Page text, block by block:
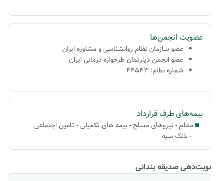
عضویت انجمن‌ها
عضو سازمان نظام روانشناسی و مشاوره ایران
عضو انجمن دپارتمان طرحواره درمانی ایران
شماره نظام: 44543
بیمه‌های طرف قرارداد
معلم-نیروهای مسلح -بیمه های تکمیلی- تامین اجتماعی
-بانک سپه
نوبت‌دهی صدیقه بندانی